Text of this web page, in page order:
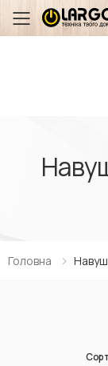
Головна